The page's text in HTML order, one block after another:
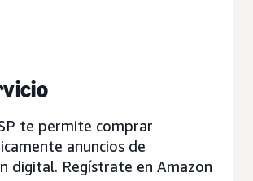
te permite comprar
anuncios de
digital. Regístrate en Amazon